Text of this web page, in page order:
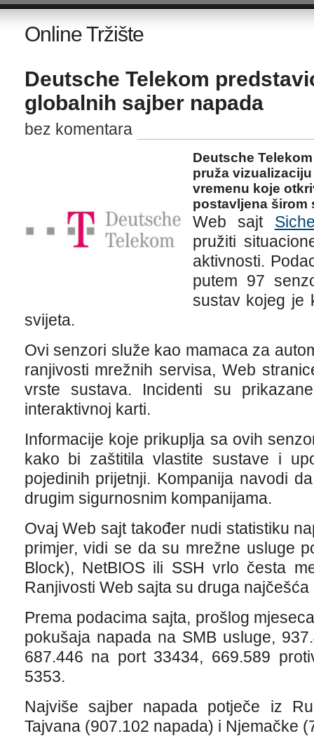
Online Tržište
Deutsche Telekom
globalnih sajber napada
bez komentara
Deutsche
pruža
vremenu koje
postavljena širom
Web sajt
pružiti
aktivnosti.
putem 97
sustav kojeg je
svijeta.
Ovi senzori služe kao mamaca za
ranjivosti mrežnih servisa, Web
vrste sustava. Incidenti su
interaktivnoj karti.
Informacije koje prikuplja sa ovih
kako bi zaštitila vlastite sustave i
pojedinih prijetnji. Kompanija navodi
drugim sigurnosnim kompanijama.
Ovaj Web sajt također nudi statistiku
primjer, vidi se da su mrežne usluge
Block), NetBIOS ili SSH vrlo česta
Ranjivosti Web sajta su druga najčešća
Prema podacima sajta, prošlog
pokušaja napada na SMB usluge,
687.446 na port 33434, 669.589
5353.
Najviše sajber napada potječe iz
Tajvana (907.102 napada) i Njemačke